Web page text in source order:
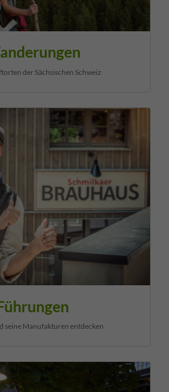
der Sächsischen Schweiz
seine Manufakturen entdecken